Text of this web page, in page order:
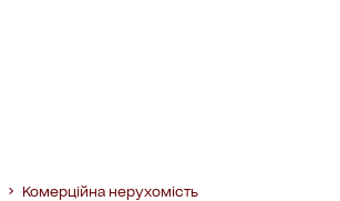
Комерційна нерухомість